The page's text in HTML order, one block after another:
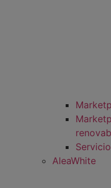
AleaWhite